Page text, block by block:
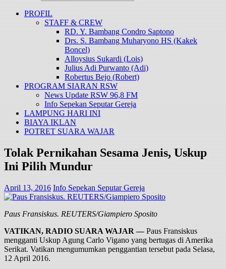
PROFIL
STAFF & CREW
RD. Y. Bambang Condro Saptono
Drs. S. Bambang Muharyono HS (Kakek
Boncel)
Alloysius Sukardi (Lois)
Julius Adi Purwanto (Adi)
Robertus Bejo (Robert)
PROGRAM SIARAN RSW
News Update RSW 96,8 FM
Info Sepekan Seputar Gereja
LAMPUNG HARI INI
BIAYA IKLAN
POTRET SUARA WAJAR
Tolak Pernikahan Sesama Jenis, Uskup
Ini Pilih Mundur
April 13, 2016 Info Sepekan Seputar Gereja
Paus Fransiskus. REUTERS/Giampiero Sposito
VATIKAN, RADIO SUARA WAJAR —Paus Fransiskus
mengganti Uskup Agung Carlo Vigano yang bertugas di Amerika
Serikat. Vatikan mengumumkan penggantian tersebut pada Selasa,
12 April 2016.